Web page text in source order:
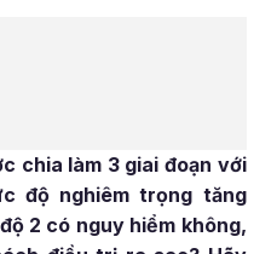
chia làm 3 giai đoạn với
độ nghiêm trọng tăng
2 có nguy hiểm không,